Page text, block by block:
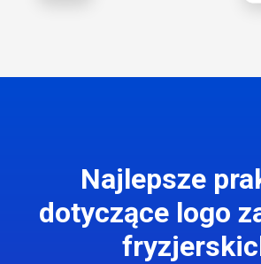
Najlepsze
dotyczące logo